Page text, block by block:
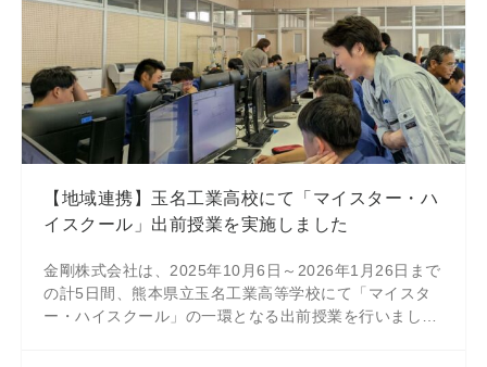
【地域連携】玉名工業高校にて「マイスター・ハ
イスクール」出前授業を実施しました
金剛株式会社は、2025年10月6日～2026年1月26日まで
の計5日間、熊本県立玉名工業高等学校にて「マイスタ
ー・ハイスクール」の一環となる出前授業を行いまし